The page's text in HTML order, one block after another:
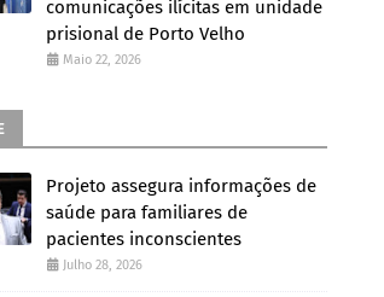
comunicações ilícitas em unidade
prisional de Porto Velho
Maio 22, 2026
Projeto assegura informações de
saúde para familiares de
pacientes inconscientes
Julho 28, 2026